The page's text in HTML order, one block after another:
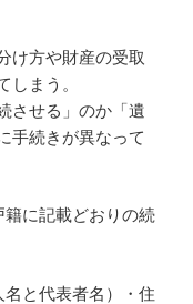
け方や財産の受取
しまう。
させる」のか「遺
手続きが異なって
に記載どおりの続
と代表者名）・住